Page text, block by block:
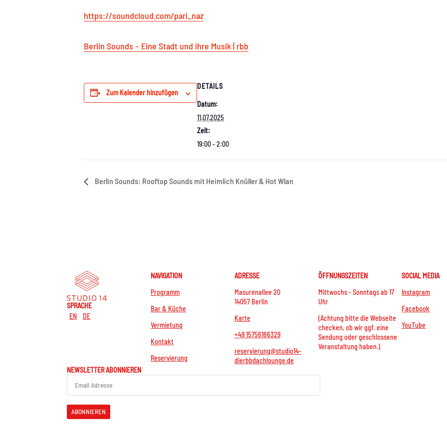
https://soundcloud.com/pari_naz
Berlin Sounds – Eine Stadt und ihre Musik | rbb
Zum Kalender hinzufügen
DETAILS
Datum:
11.07.2025
Zeit:
19:00 - 2:00
Berlin Sounds: Rooftop Sounds mit Heimlich Knüller & Hot Wlan
SPRACHE
EN
DE
NAVIGATION
Programm
Bar & Küche
Vermietung
Kontakt
Reservierung
ADRESSE
Masurenallee 20
14057 Berlin
Karte
+49 15756166329
reservierung@studio14-
dierbbdachlounge.de
ÖFFNUNGSZEITEN
Mittwochs - Sonntags ab 17
Uhr
(Achtung bitte die Webseite
checken, ob wir ggf. eine
Sendung oder geschlossene
Veranstaltung haben.)
SOCIAL MEDIA
Instagram
Facebook
YouTube
NEWSLETTER ABONNIEREN
ABONNIEREN